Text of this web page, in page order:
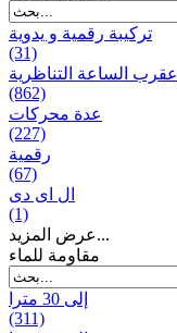
تركيبة رقمية و يدوية
(31)
عقرب الساعة التناظرية
(862)
عدة محركات
(227)
رقمية
(67)
ال ای دی
(1)
عرض المزيد...
مقاومة للماء
إلى 30 مترا
(311)